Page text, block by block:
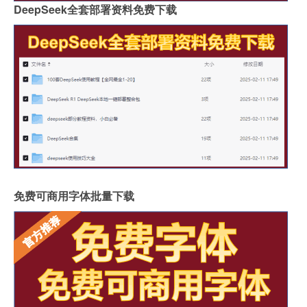
DeepSeek全套部署资料免费下载
免费可商用字体批量下载